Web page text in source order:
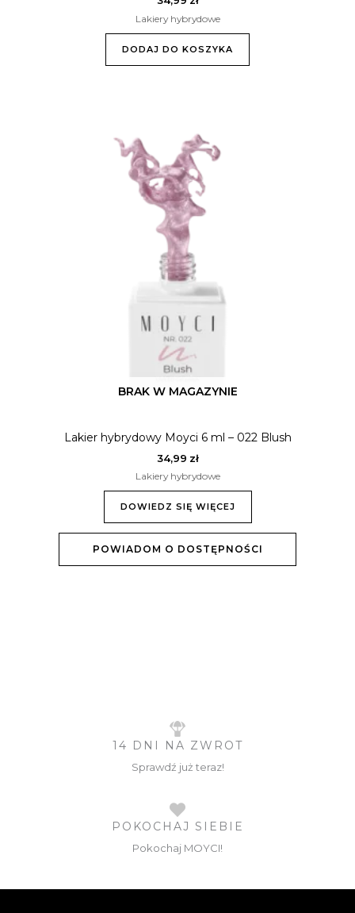
Lakiery hybrydowe
DODAJ DO KOSZYKA
BRAK W MAGAZYNIE
Lakier hybrydowy Moyci 6 ml – 022 Blush
34,99 zł
Lakiery hybrydowe
DOWIEDZ SIĘ WIĘCEJ
POWIADOM O DOSTĘPNOŚCI
14 DNI NA ZWROT
Sprawdź już teraz!
POKOCHAJ SIEBIE
Pokochaj MOYCI!